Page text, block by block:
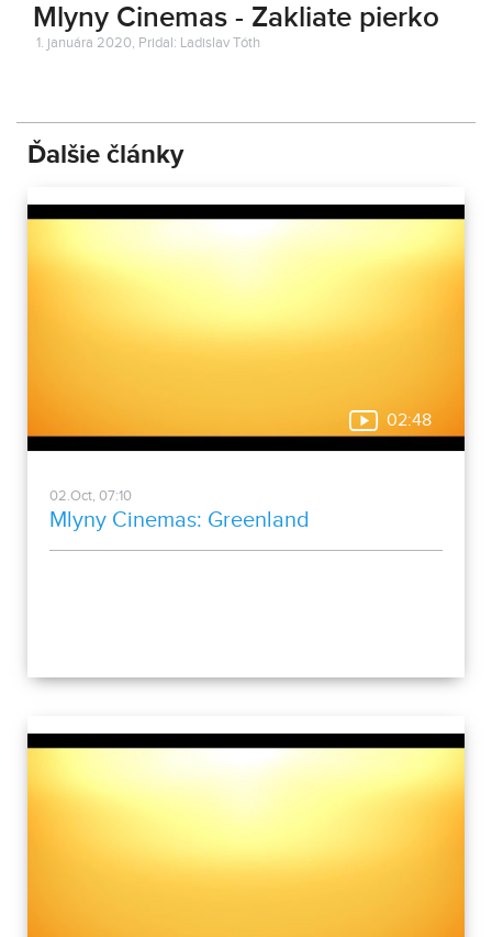
Mlyny Cinemas - Zakliate pierko
1. januára 2020, Pridal: Ladislav Tóth
Ďalšie články
02:48
02.Oct, 07:10
Mlyny Cinemas: Greenland